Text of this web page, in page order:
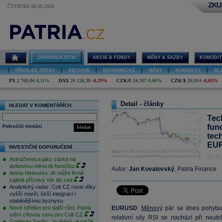
ČTVRTEK 06.08.2026
ZPRAVODAJSTVÍ AKCIE & FONDY MĚNY & SAZBY
PŘEHLED ZPRÁV AKCIOVÉ EKONOMICKÉ MĚNY KOMODITY
PX 2 769,04 0,11% DAX 26 126,30 -0,29% CZK/€ 24,167 0,00% CZK/$ 20,914 -0,03%
HLEDAT V KOMENTÁŘÍCH
hledat
Pokročilé hledání
INVESTIČNÍ DOPORUČENÍ
AstraZeneca jako sázka na
defenzivu mimo AI horečku
Arista Networks: AI může firmě
zajistit příznivý vítr do zad
Analytický radar: Colt CZ roste díky
vyšší marži, širší integraci i
stabilnějšímu byznysu
Nové střelivo pro další růst. Patria
mění cílovou cenu pro Colt CZ
Detail - články
Autor: Jan Kovalovský, Patria Finance
EURUSD: Měnový pár se dnes
relativní síly RSI se nachází při